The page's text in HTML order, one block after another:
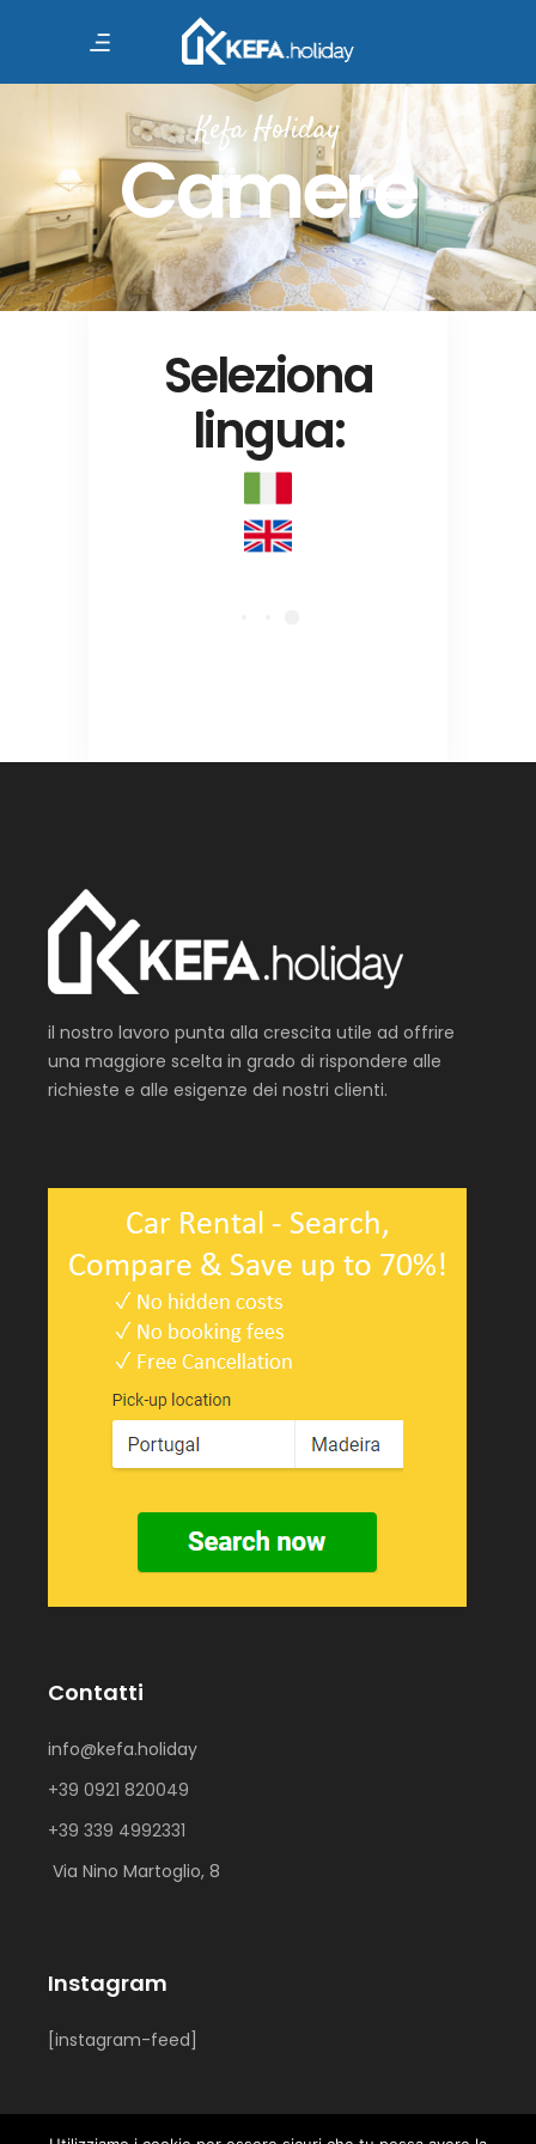
Kefa Holiday
Camere
Seleziona
lingua:
il nostro lavoro punta alla crescita utile ad offrire
una maggiore scelta in grado di rispondere alle
richieste e alle esigenze dei nostri clienti.
Contatti
info@kefa.holiday
+39 0921 820049
+39 339 4992331
Via Nino Martoglio, 8
Instagram
[instagram-feed]